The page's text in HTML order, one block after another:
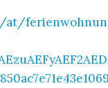
at/